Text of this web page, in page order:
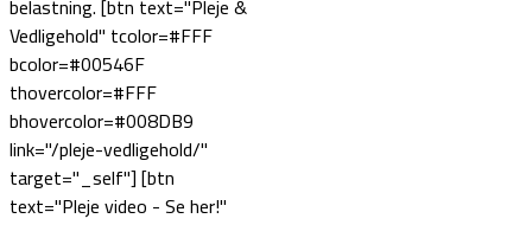
belastning. [btn text="Pleje &
Vedligehold" tcolor=#FFF
bcolor=#00546F
thovercolor=#FFF
bhovercolor=#008DB9
link="/pleje-vedligehold/"
target="_self"] [btn
text="Pleje video - Se her!"